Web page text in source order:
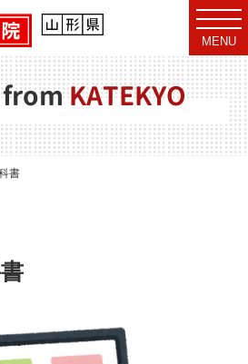
t
o
g
g
l
e
n
v
i
g
MENU
fromKATEKYO
書